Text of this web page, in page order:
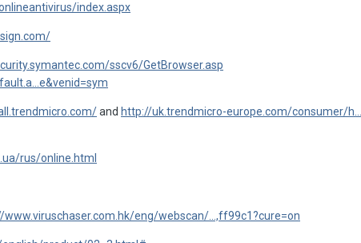
index.aspx
sscv6/GetBrowser.asp
and http://uk.trendmicro-europe.com/consumer/
rus/online.html
www.viruschaser.com.hk/eng/webscan/...,ff99c1?cure=on